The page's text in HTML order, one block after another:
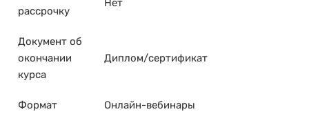
рассрочку
Нет
Документ об
окончании
курса
Диплом/сертификат
Формат Онлайн-вебинары